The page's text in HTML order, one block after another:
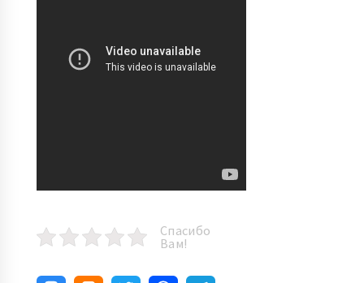
Спасибо
Вам!